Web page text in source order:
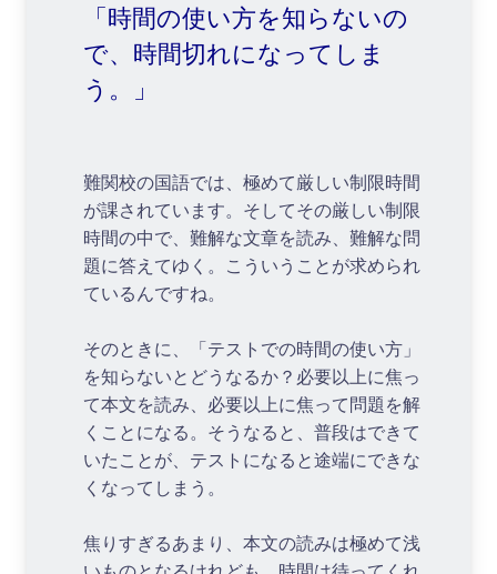
「時間の使い方を知らないの
で、時間切れになってしま
う。」
難関校の国語では、極めて厳しい制限時間
が課されています。そしてその厳しい制限
時間の中で、難解な文章を読み、難解な問
題に答えてゆく。こういうことが求められ
ているんですね。
そのときに、「テストでの時間の使い方」
を知らないとどうなるか？必要以上に焦っ
て本文を読み、必要以上に焦って問題を解
くことになる。そうなると、普段はできて
いたことが、テストになると途端にできな
くなってしまう。
焦りすぎるあまり、本文の読みは極めて浅